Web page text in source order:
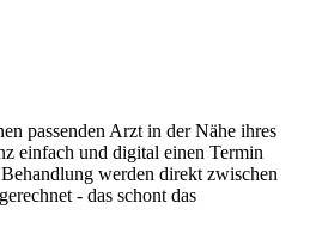
passenden Arzt in der Nähe ihres
einfach und digital einen Termin
werden direkt zwischen
- das schont das